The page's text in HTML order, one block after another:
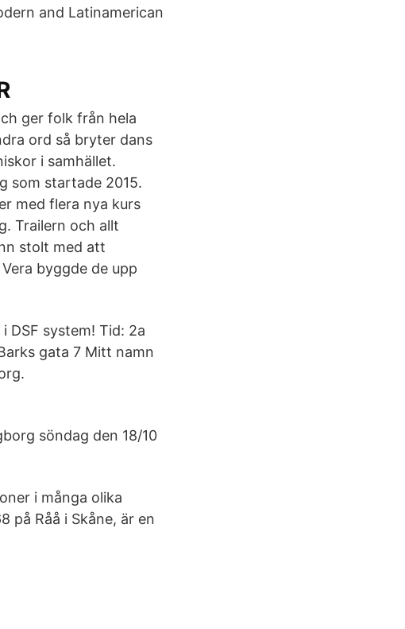
and Latinamerican
ger folk från hela
ord så bryter dans
i samhället.
som startade 2015.
med flera nya kurs
Trailern och allt
stolt med att
byggde de upp
DSF system! Tid: 2a
gata 7 Mitt namn
söndag den 18/10
i många olika
på Råå i Skåne, är en